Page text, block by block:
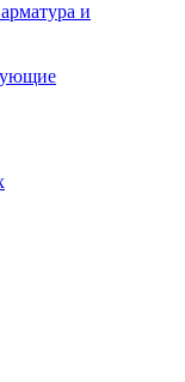
и